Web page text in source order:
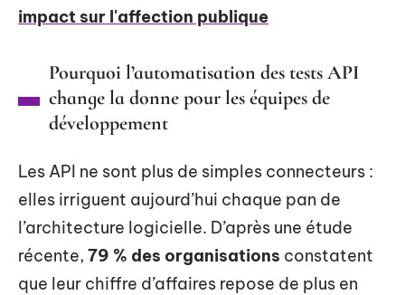
impact sur l'affection publique
Pourquoi l’automatisation des tests API
change la donne pour les équipes de
développement
Les API ne sont plus de simples connecteurs :
elles irriguent aujourd’hui chaque pan de
l’architecture logicielle. D’après une étude
récente, 79 % des organisations constatent
que leur chiffre d’affaires repose de plus en